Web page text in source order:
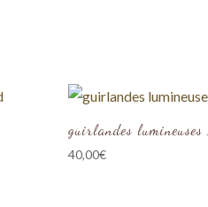
guirlandes
40,00€